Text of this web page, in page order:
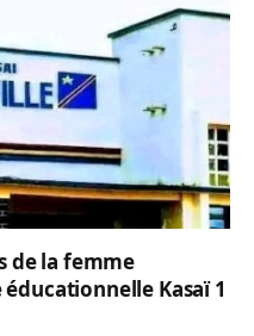
de la femme
Kasaï 1